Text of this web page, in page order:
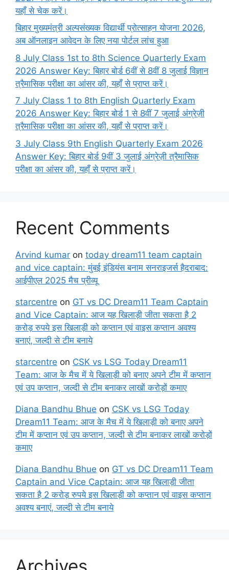
यहाँ से चेक करें।
बिहार मुख्यमंत्री अल्पसंख्यक विद्यार्थी प्रोत्साहन योजना 2026,
अब ऑनलाइन आवेदन के लिए नया पोर्टल लांच हुआ
8 July Class 1st to 8th Science Quarterly Exam
2026 Answer Key: बिहार बोर्ड 6वीं से 8वीं 8 जुलाई विज्ञान
त्रैमासिक परीक्षा का आंसर की, यहाँ से प्राप्त करें।
7 July Class 1 to 8th English Quarterly Exam
2026 Answer Key: बिहार बोर्ड 1 से 8वीं 7 जुलाई अंग्रेज़ी
त्रैमासिक परीक्षा का आंसर की, यहाँ से प्राप्त करें।
3 July Class 9th English Quarterly Exam 2026
Answer Key: बिहार बोर्ड 9वीं 3 जुलाई अंग्रेज़ी त्रैमासिक
परीक्षा का आंसर की, यहाँ से प्राप्त करें।
Recent Comments
Arvind kumar on today dream11 team captain
and vice captain: मुंबई इंडियंस बनाम सनराइजर्स हैदराबाद:
आईपीएल 2025 मैच प्रीव्यू
starcentre on GT vs DC Dream11 Team Captain
and Vice Captain: आज यह खिलाड़ी जीता सकता है 2
करोड़ रुपये इस खिलाड़ी को कप्तान एवं वाइस कप्तान अवश्य
बनाएं, जल्दी से टीम बनाये
starcentre on CSK vs LSG Today Dream11
Team: आज के मैच में ये खिलाड़ी को बनाए अपने टीम में कप्तान
एवं उप कप्तान, जल्दी से टीम बनाकर लाखों करोड़ों कमाए
Diana Bandhu Bhue on CSK vs LSG Today
Dream11 Team: आज के मैच में ये खिलाड़ी को बनाए अपने
टीम में कप्तान एवं उप कप्तान, जल्दी से टीम बनाकर लाखों करोड़ों
कमाए
Diana Bandhu Bhue on GT vs DC Dream11 Team
Captain and Vice Captain: आज यह खिलाड़ी जीता
सकता है 2 करोड़ रुपये इस खिलाड़ी को कप्तान एवं वाइस कप्तान
अवश्य बनाएं, जल्दी से टीम बनाये